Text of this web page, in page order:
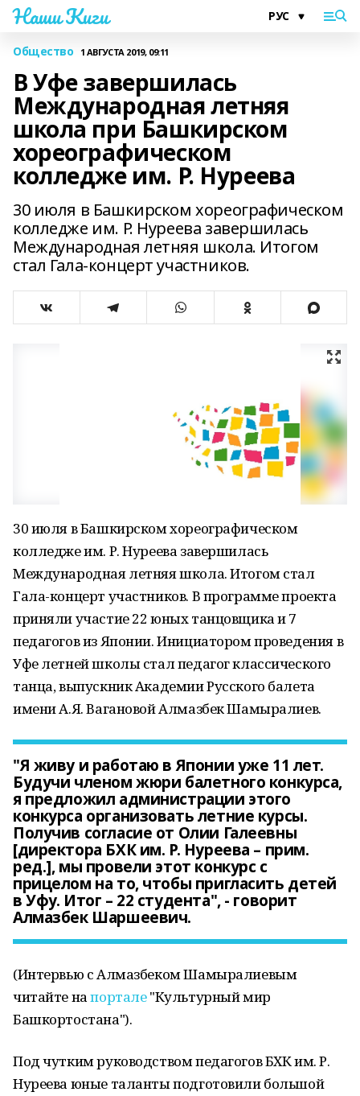
Наши Киги
Общество 1 АВГУСТА 2019, 09:11
В Уфе завершилась
Международная летняя
школа при Башкирском
хореографическом
колледже им. Р. Нуреева
30 июля в Башкирском хореографическом
колледже им. Р. Нуреева завершилась
Международная летняя школа. Итогом
стал Гала-концерт участников.
30 июля в Башкирском хореографическом
колледже им. Р. Нуреева завершилась
Международная летняя школа. Итогом стал
Гала-концерт участников. В программе проекта
приняли участие 22 юных танцовщика и 7
педагогов из Японии. Инициатором проведения в
Уфе летней школы стал педагог классического
танца, выпускник Академии Русского балета
имени А.Я. Вагановой Алмазбек Шамыралиев.
"Я живу и работаю в Японии уже 11 лет.
Будучи членом жюри балетного конкурса,
я предложил администрации этого
конкурса организовать летние курсы.
Получив согласие от Олии Галеевны
[директора БХК им. Р. Нуреева – прим.
ред.], мы провели этот конкурс с
прицелом на то, чтобы пригласить детей
в Уфу. Итог – 22 студента", - говорит
Алмазбек Шаршеевич.
(Интервью с Алмазбеком Шамыралиевым
читайте напортале"Культурный мир
Башкортостана").
Под чутким руководством педагогов БХК им. Р.
Нуреева юные таланты подготовили большой